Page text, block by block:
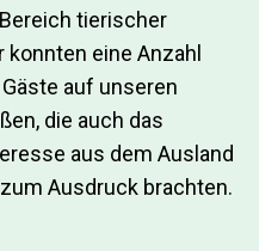
tierischer
konnten eine Anzahl
auf unseren
die auch das
aus dem Ausland
Ausdruck brachten.